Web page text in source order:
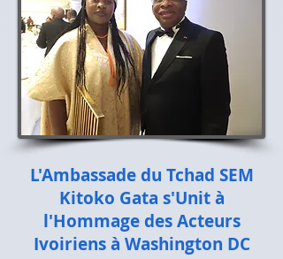
L'Ambassade du Tchad SEM
Kitoko Gata s'Unit à
l'Hommage des Acteurs
Ivoiriens à Washington DC